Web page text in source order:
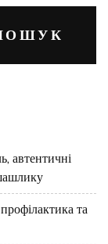
автентичні
та